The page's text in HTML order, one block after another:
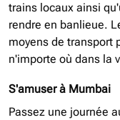
trains locaux ainsi
rendre en banlieue.
moyens de transport
n'importe où dans la
S'amuser à Mumbai
Passez une journée